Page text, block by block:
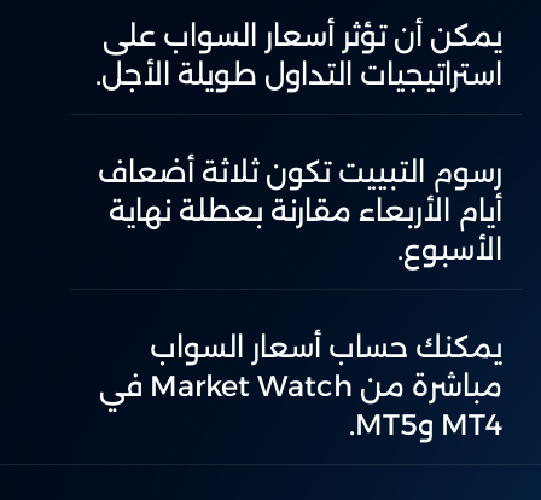
يمكن أن تؤثر أسعار السواب على
استراتيجيات التداول طويلة الأجل.
رسوم التبييت تكون ثلاثة أضعاف
أيام الأربعاء مقارنة بعطلة نهاية
الأسبوع.
يمكنك حساب أسعار السواب
مباشرة من Market Watch في
MT4 وMT5.